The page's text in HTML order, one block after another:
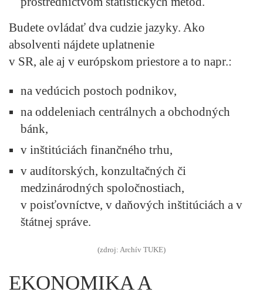
Budete ovládať dva cudzie jazyky. Ako
absolventi nájdete uplatnenie
v SR, ale aj v európskom priestore a to napr.:
na vedúcich postoch podnikov,
na oddeleniach centrálnych a obchodných
bánk,
v inštitúciách finančného trhu,
v audítorských, konzultačných či
medzinárodných spoločnostiach,
v poisťovníctve, v daňových inštitúciách a v
štátnej správe.
(zdroj: Archív TUKE)
EKONOMIKA A